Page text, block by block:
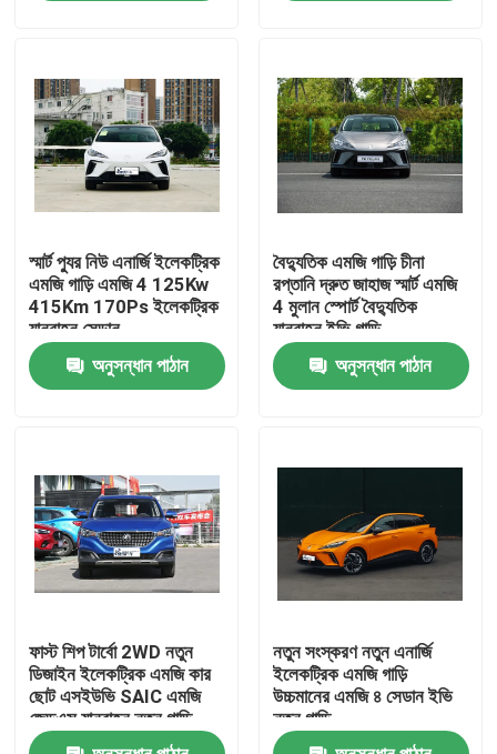
বাড়ি
আমাদের সম্পর্কে
কারখানা ভ্রমণ
মান নিয়ন্ত্রণ
খবর
বৈদ্যুতিক যানবাহন গাড়ি
পেট্রোলের গাড়ি
স্মার্ট প্যুর নিউ এনার্জি ইলেকট্রিক
এমজি গাড়ি এমজি 4 125Kw
415Km 170Ps ইলেকট্রিক
যানবাহন সেডান
অনুসন্ধান পাঠান
বৈদ্যুতিক এমজি গাড়ি চীনা
রপ্তানি দ্রুত জাহাজ স্মার্ট এমজি
4 মুলান স্পোর্ট বৈদ্যুতিক
যানবাহন ইভি গাড়ি
অনুসন্ধান পাঠান
ফাস্ট শিপ টার্বো 2WD নতুন
ডিজাইন ইলেকট্রিক এমজি কার
ছোট এসইউভি SAIC এমজি
জেডএস যানবাহন নতুন গাড়ি
নতুন সংস্করণ নতুন এনার্জি
ইলেকট্রিক এমজি গাড়ি
উচ্চমানের এমজি ৪ সেডান ইভি
নতুন গাড়ি